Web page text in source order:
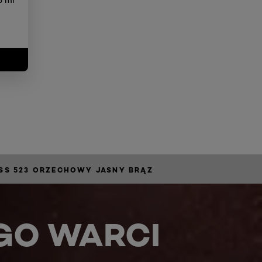
523 ORZECHOWY JASNY BRĄZ
WARCI